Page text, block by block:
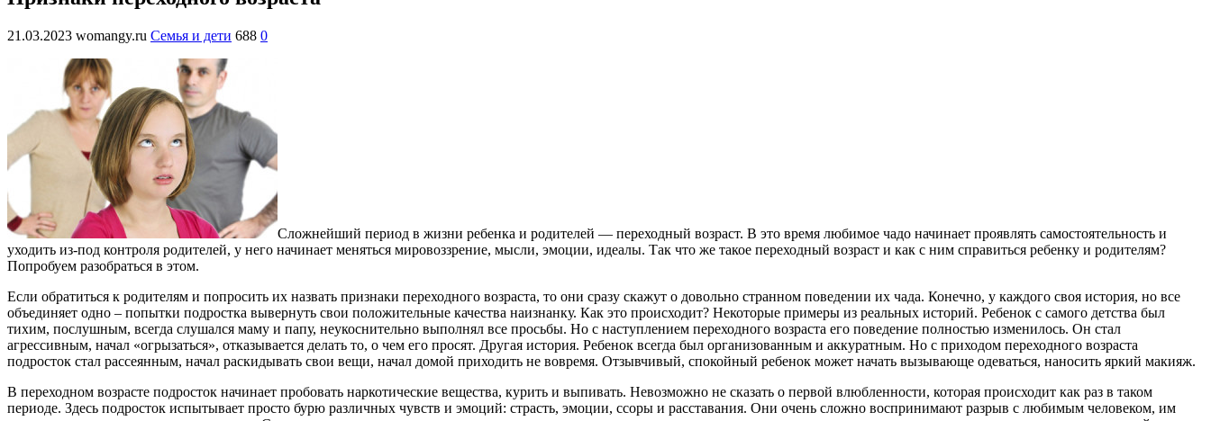
21.03.2023 womangy.ru Семья и дети 688 0
Сложнейший период в жизни ребенка и родителей — переходный возраст. В это время любимое чадо начинает проявлять самостоятельность и
уходить из-под контроля родителей, у него начинает меняться мировоззрение, мысли, эмоции, идеалы. Так что же такое переходный возраст и как с ним справиться ребенку и родителям?
Попробуем разобраться в этом.
Если обратиться к родителям и попросить их назвать признаки переходного возраста, то они сразу скажут о довольно странном поведении их чада. Конечно, у каждого своя история, но все
объединяет одно – попытки подростка вывернуть свои положительные качества наизнанку. Как это происходит? Некоторые примеры из реальных историй. Ребенок с самого детства был
тихим, послушным, всегда слушался маму и папу, неукоснительно выполнял все просьбы. Но с наступлением переходного возраста его поведение полностью изменилось. Он стал
агрессивным, начал «огрызаться», отказывается делать то, о чем его просят. Другая история. Ребенок всегда был организованным и аккуратным. Но с приходом переходного возраста
подросток стал рассеянным, начал раскидывать свои вещи, начал домой приходить не вовремя. Отзывчивый, спокойный ребенок может начать вызывающе одеваться, наносить яркий макияж.
В переходном возрасте подросток начинает пробовать наркотические вещества, курить и выпивать. Невозможно не сказать о первой влюбленности, которая происходит как раз в таком
периоде. Здесь подросток испытывает просто бурю различных чувств и эмоций: страсть, эмоции, ссоры и расставания. Они очень сложно воспринимают разрыв с любимым человеком, им